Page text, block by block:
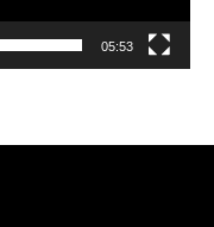
05:53